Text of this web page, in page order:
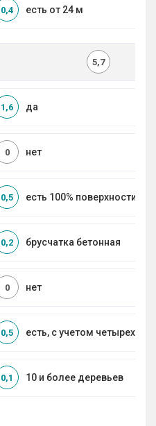
есть от 24 м
0,4
5,7
да
1,6
нет
0
есть 100% поверхности
0,5
брусчатка бетонная
0,2
нет
0
есть, с учетом четырех
0,5
10 и более деревьев
0,1